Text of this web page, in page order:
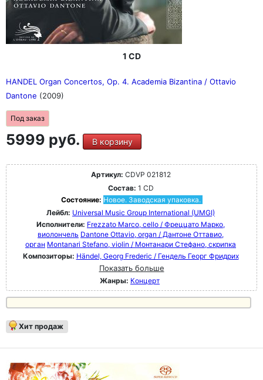
1 CD
HANDEL Organ Concertos, Op. 4. Academia Bizantina / Ottavio
Dantone (2009)
Под заказ
5999 руб. В корзину
Артикул: CDVP 021812
Состав: 1 CD
Состояние: Новое. Заводская упаковка.
Лейбл: Universal Music Group International (UMGI)
Исполнители: Frezzato Marco, cello / Фреццато Марко,
виолончель Dantone Ottavio, organ / Дантоне Оттавио,
орган Montanari Stefano, violin / Монтанари Стефано, скрипка
Композиторы: Händel, Georg Frederic / Гендель Георг Фридрих
Показать больше
Жанры: Концерт
Хит продаж